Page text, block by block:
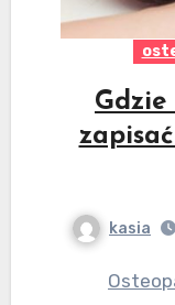
kasia
Osteopatia kursy Wrocław, czyli